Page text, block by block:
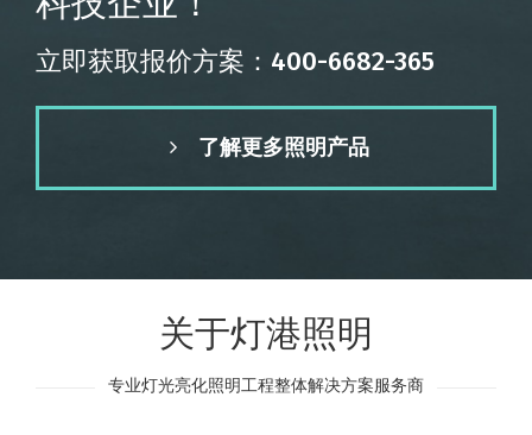
立即获取报价方案：400-6682-365
了解更多照明产品
关于灯港照明
专业灯光亮化照明工程整体解决方案服务商